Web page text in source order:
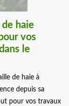
haie
vos
le
de haie à
depuis sa
pour vos travaux